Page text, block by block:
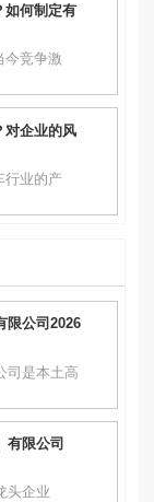
如何制定有
今竞争激
对企业的风
行业的产
限公司2026
司是本土高
有限公司
头企业